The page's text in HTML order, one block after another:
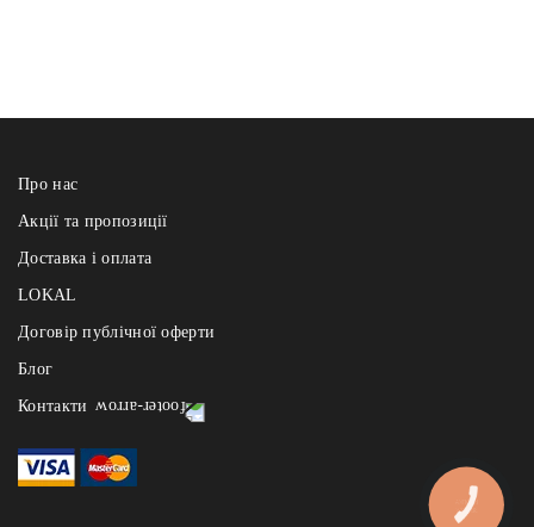
Про нас
Акції та пропозиції
Доставка і оплата
LOKAL
Договір публічної оферти
Блог
Контакти
- на Узвозі: +38 (067) 121 84 91, Андріївський узвіз 2а
- на Арсенальній: +38 (067) 121 84 91, вул. І.Мазепи 1
КНОПКА
ЗВ'ЯЗКУ